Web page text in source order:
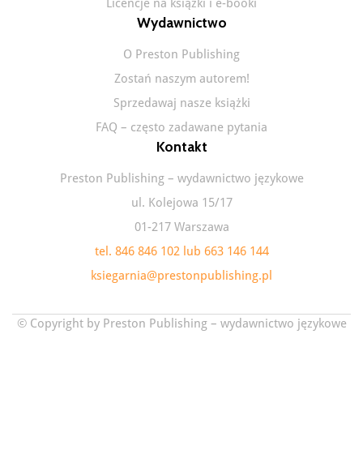
Licencje na książki i e-booki
Wydawnictwo
O Preston Publishing
Zostań naszym autorem!
Sprzedawaj nasze książki
FAQ – często zadawane pytania
Kontakt
Preston Publishing – wydawnictwo językowe
ul. Kolejowa 15/17
01-217 Warszawa
tel. 846 846 102 lub 663 146 144
ksiegarnia@prestonpublishing.pl
© Copyright by Preston Publishing – wydawnictwo językowe